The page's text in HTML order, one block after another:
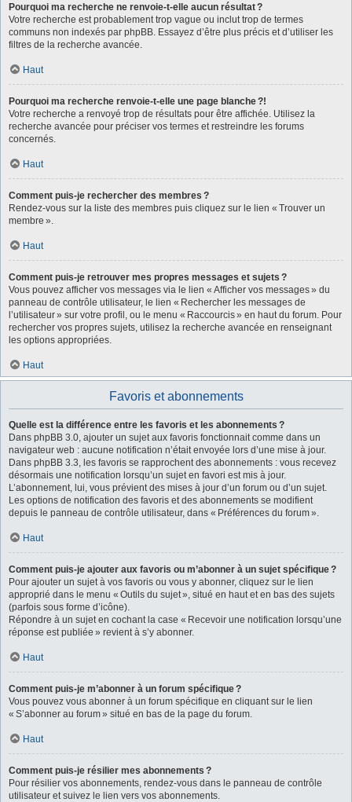
Pourquoi ma recherche ne renvoie-t-elle aucun résultat ?
Votre recherche est probablement trop vague ou inclut trop de termes
communs non indexés par phpBB. Essayez d’être plus précis et d’utiliser les
filtres de la recherche avancée.
Haut
Pourquoi ma recherche renvoie-t-elle une page blanche ?!
Votre recherche a renvoyé trop de résultats pour être affichée. Utilisez la
recherche avancée pour préciser vos termes et restreindre les forums
concernés.
Haut
Comment puis-je rechercher des membres ?
Rendez-vous sur la liste des membres puis cliquez sur le lien « Trouver un
membre ».
Haut
Comment puis-je retrouver mes propres messages et sujets ?
Vous pouvez afficher vos messages via le lien « Afficher vos messages » du
panneau de contrôle utilisateur, le lien « Rechercher les messages de
l’utilisateur » sur votre profil, ou le menu « Raccourcis » en haut du forum. Pour
rechercher vos propres sujets, utilisez la recherche avancée en renseignant
les options appropriées.
Haut
Favoris et abonnements
Quelle est la différence entre les favoris et les abonnements ?
Dans phpBB 3.0, ajouter un sujet aux favoris fonctionnait comme dans un
navigateur web : aucune notification n’était envoyée lors d’une mise à jour.
Dans phpBB 3.3, les favoris se rapprochent des abonnements : vous recevez
désormais une notification lorsqu’un sujet en favori est mis à jour.
L’abonnement, lui, vous prévient des mises à jour d’un forum ou d’un sujet.
Les options de notification des favoris et des abonnements se modifient
depuis le panneau de contrôle utilisateur, dans « Préférences du forum ».
Haut
Comment puis-je ajouter aux favoris ou m’abonner à un sujet spécifique ?
Pour ajouter un sujet à vos favoris ou vous y abonner, cliquez sur le lien
approprié dans le menu « Outils du sujet », situé en haut et en bas des sujets
(parfois sous forme d’icône).
Répondre à un sujet en cochant la case « Recevoir une notification lorsqu’une
réponse est publiée » revient à s’y abonner.
Haut
Comment puis-je m’abonner à un forum spécifique ?
Vous pouvez vous abonner à un forum spécifique en cliquant sur le lien
« S’abonner au forum » situé en bas de la page du forum.
Haut
Comment puis-je résilier mes abonnements ?
Pour résilier vos abonnements, rendez-vous dans le panneau de contrôle
utilisateur et suivez le lien vers vos abonnements.